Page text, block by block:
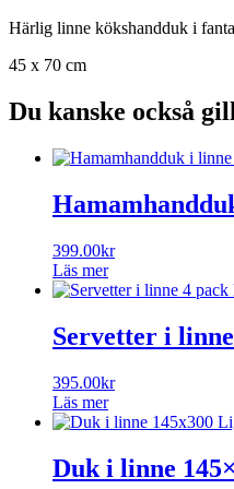
Härlig linne kökshandduk i
45 x 70 cm
Du kanske också
399.00kr
Läs mer
Servetter i
395.00kr
Läs mer
Duk i linne